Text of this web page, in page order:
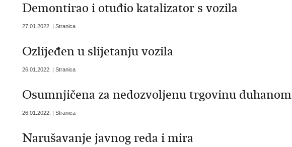
Demontirao i otuđio katalizator s vozila
27.01.2022. | Stranica
Ozlijeđen u slijetanju vozila
26.01.2022. | Stranica
Osumnjičena za nedozvoljenu trgovinu duhanom
26.01.2022. | Stranica
Narušavanje javnog reda i mira